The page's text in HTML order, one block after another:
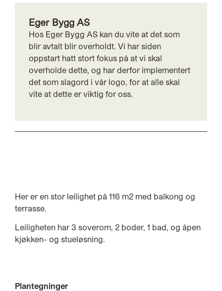
Eger Bygg AS
Hos Eger Bygg AS kan du vite at det som
blir avtalt blir overholdt. Vi har siden
oppstart hatt stort fokus på at vi skal
overholde dette, og har derfor implementert
det som slagord i vår logo, for at alle skal
vite at dette er viktig for oss.
Her er en stor leilighet på 116 m2 med balkong og
terrasse.
Leiligheten har 3 soverom, 2 boder, 1 bad, og åpen
kjøkken- og stueløsning.
Plantegninger